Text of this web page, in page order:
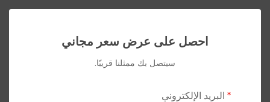
احصل على عرض سعر مجاني
سيتصل بك ممثلنا قريبًا.
البريد الإلكتروني